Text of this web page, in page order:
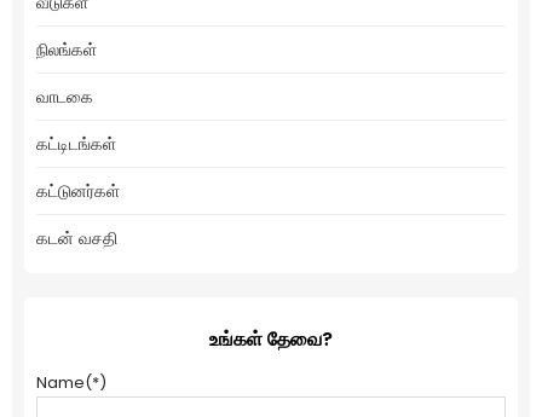
நிலங்கள்
வாடகை
கட்டிடங்கள்
கட்டுனர்கள்
கடன் வசதி
உங்கள் தேவை?
Name(*)